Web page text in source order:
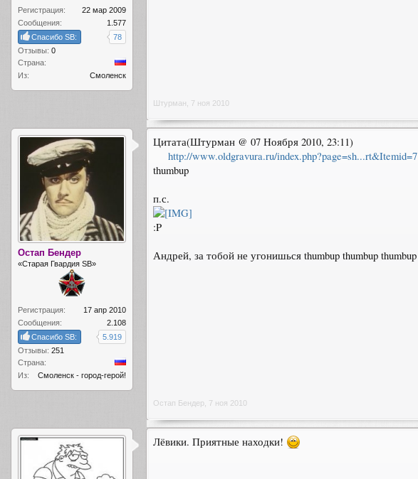
Регистрация:
22 мар 2009
Сообщения:
1.577
Спасибо SB:
78
Отзывы: 0
Страна:
Из:
Смоленск
Штурман 7 ноя 2010
Остап Бендер
«Старая Гвардия SB»
Регистрация:
17 апр 2010
Сообщения:
2.108
Спасибо SB:
5.919
Отзывы: 251
Страна:
Из:
Смоленск - город-герой!
Цитата(Штурман @ 07 Ноября 2010, 23:11)
http://www.oldgravura.ru/index.php?page=sh...rt&Itemid=7
thumbup
п.с.
:P
Андрей, за тобой не угонишься thumbup thumbup thumbup
Остап Бендер 7 ноя 2010
Лёвики. Приятные находки!